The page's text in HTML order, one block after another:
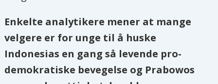
Enkelte analytikere mener at mange
velgere er for unge til å huske
Indonesias en gang så levende pro-
demokratiske bevegelse og Prabowos